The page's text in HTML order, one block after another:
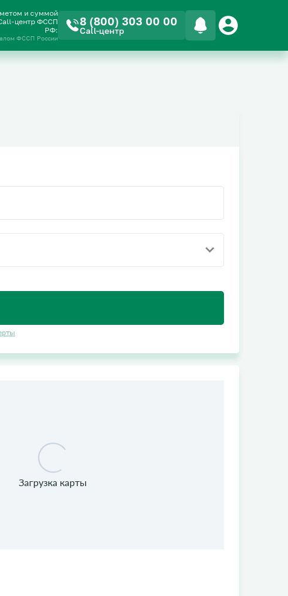
и суммой
центр ФССП
РФ:
ФССП России
8 (800) 303 00 00
Call-центр